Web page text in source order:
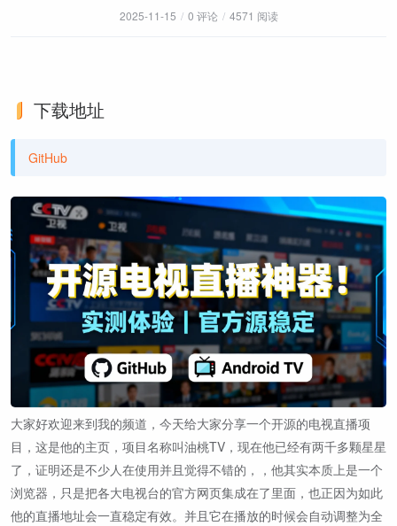
2025-11-15 / 0 评论 / 4571 阅读
下载地址
GitHub
大家好欢迎来到我的频道，今天给大家分享一个开源的电视直播项
目，这是他的主页，项目名称叫油桃TV，现在他已经有两千多颗星星
了，证明还是不少人在使用并且觉得不错的，，他其实本质上是一个
浏览器，只是把各大电视台的官方网页集成在了里面，也正因为如此
他的直播地址会一直稳定有效。并且它在播放的时候会自动调整为全